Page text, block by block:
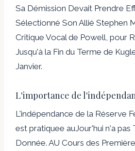
Sa Démission Devait Prendre
Sélectionné Son Allié Stephen
Critique Vocal de Powell, pour
Jusqu'à la Fin du Terme de
Janvier.
L'importance de
L'indépendance de la Réserve
est pratiquee auJour'hui n'a pas
Donnée. AU Cours des